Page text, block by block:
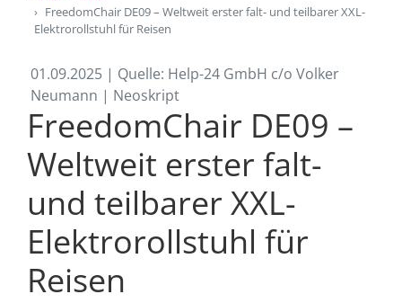
FreedomChair DE09 – Weltweit erster falt- und teilbarer XXL-
Elektrorollstuhl für Reisen
01.09.2025 | Quelle: Help-24 GmbH c/o Volker
Neumann | Neoskript
FreedomChair DE09 –
Weltweit erster falt-
und teilbarer XXL-
Elektrorollstuhl für
Reisen